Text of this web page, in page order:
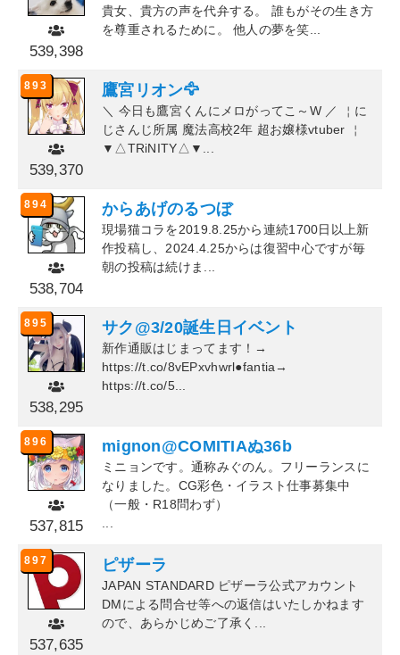
539,398
貴女、貴方の声を代弁する。 誰もがその生き方
を尊重されるために。 他人の夢を笑...
893
539,370
鷹宮リオン🦅
＼ 今日も鷹宮くんにメロがってこ～W ／ ￤に
じさんじ所属 魔法高校2年 超お嬢様vtuber ￤
▼△TRiNITY△▼...
894
538,704
からあげのるつぼ
現場猫コラを2019.8.25から連続1700日以上新
作投稿し、2024.4.25からは復習中心ですが毎
朝の投稿は続けま...
895
538,295
サク@3/20誕生日イベント
新作通販はじまってます！→
https://t.co/8vEPxvhwrl●fantia→
https://t.co/5...
896
537,815
mignon@COMITIAぬ36b
ミニョンです。通称みぐのん。フリーランスに
なりました。CG彩色・イラスト仕事募集中
（一般・R18問わず）
897
537,635
ピザーラ
JAPAN STANDARD ピザーラ公式アカウント
DMによる問合せ等への返信はいたしかねます
ので、あらかじめご了承く...